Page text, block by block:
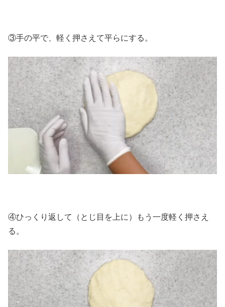
③手の平で、軽く押さえて平らにする。
④ひっくり返して（とじ目を上に）もう一度軽く押さえ
る。